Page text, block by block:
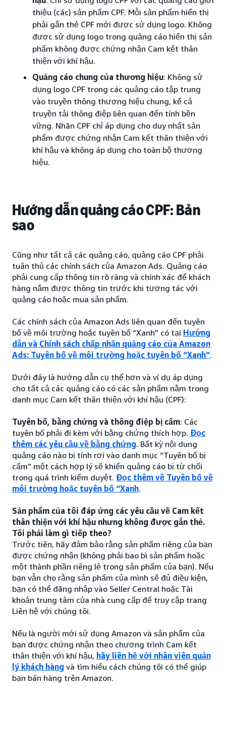
thiệu (các) sản phẩm CPF. Mỗi sản phẩm hiển thị
phải gắn thẻ CPF mới được sử dụng logo. Không
được sử dụng logo trong quảng cáo hiển thị sản
phẩm không được chứng nhận Cam kết thân
thiện với khí hậu.
Quảng cáo chung của thương hiệu: Không sử
dụng logo CPF trong các quảng cáo tập trung
vào truyền thông thương hiệu chung, kể cả
truyền tải thông điệp liên quan đến tính bền
vững. Nhãn CPF chỉ áp dụng cho duy nhất sản
phẩm được chứng nhận Cam kết thân thiện với
khí hậu và không áp dụng cho toàn bộ thương
hiệu.
Hướng dẫn quảng cáo CPF: Bản
sao
Cũng như tất cả các quảng cáo, quảng cáo CPF phải
tuân thủ các chính sách của Amazon Ads. Quảng cáo
phải cung cấp thông tin rõ ràng và chính xác để khách
hàng nắm được thông tin trước khi tương tác với
quảng cáo hoặc mua sản phẩm.
Các chính sách của Amazon Ads liên quan đến tuyên
bố về môi trường hoặc tuyên bố “Xanh” có tại Hướng
dẫn và Chính sách chấp nhận quảng cáo của Amazon
Ads: Tuyên bố về môi trường hoặc tuyên bố “Xanh”.
Dưới đây là hướng dẫn cụ thể hơn và ví dụ áp dụng
cho tất cả các quảng cáo có các sản phẩm nằm trong
danh mục Cam kết thân thiện với khí hậu (CPF):
Tuyên bố, bằng chứng và thông điệp bị cấm: Các
tuyên bố phải đi kèm với bằng chứng thích hợp. Đọc
thêm các yêu cầu về bằng chứng. Bất kỳ nội dung
quảng cáo nào bị tính rơi vào danh mục “Tuyên bố bị
cấm” một cách hợp lý sẽ khiến quảng cáo bị từ chối
trong quá trình kiểm duyệt. Đọc thêm về Tuyên bố về
môi trường hoặc tuyên bố “Xanh.
Sản phẩm của tôi đáp ứng các yêu cầu về Cam kết
thân thiện với khí hậu nhưng không được gắn thẻ.
Tôi phải làm gì tiếp theo?
Trước tiên, hãy đảm bảo rằng sản phẩm riêng của bạn
được chứng nhận (không phải bao bì sản phẩm hoặc
một thành phần riêng lẻ trong sản phẩm của bạn). Nếu
bạn vẫn cho rằng sản phẩm của mình sẽ đủ điều kiện,
bạn có thể đăng nhập vào Seller Central hoặc Tài
khoản trung tâm của nhà cung cấp để truy cập trang
Liên hệ với chúng tôi.
Nếu là người mới sử dụng Amazon và sản phẩm của
bạn được chứng nhận theo chương trình Cam kết
thân thiện với khí hậu, hãy liên hệ với nhân viên quản
lý khách hàng và tìm hiểu cách chúng tôi có thể giúp
bạn bán hàng trên Amazon.